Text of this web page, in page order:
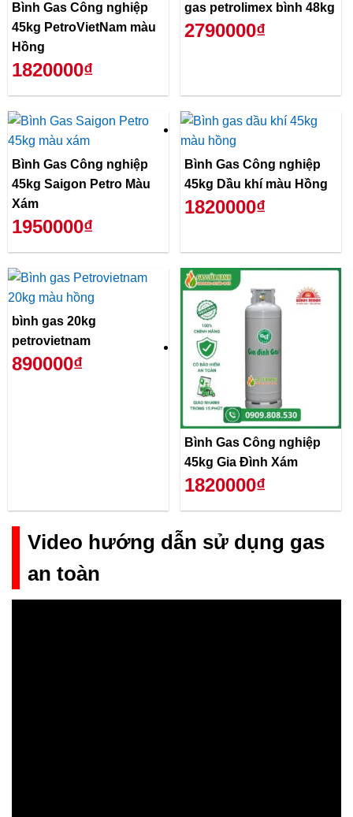
Bình Gas Công nghiệp
45kg PetroVietNam màu
Hồng
1820000₫
gas petrolimex bình 48kg
2790000₫
Bình Gas Công nghiệp
45kg Saigon Petro Màu
Xám
1950000₫
Bình Gas Công nghiệp
45kg Dầu khí màu Hồng
1820000₫
bình gas 20kg
petrovietnam
890000₫
Bình Gas Công nghiệp
45kg Gia Đình Xám
1820000₫
Video hướng dẫn sử dụng gas
an toàn